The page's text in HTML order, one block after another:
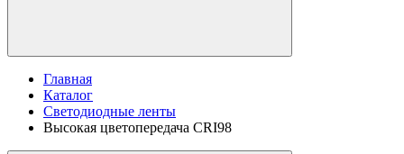
Главная
Каталог
Светодиодные ленты
Высокая цветопередача CRI98